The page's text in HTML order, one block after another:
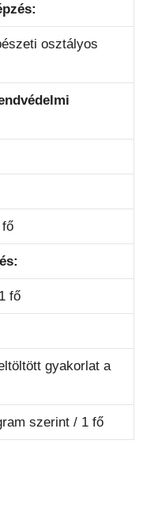
osztályos
fő
gyakorlat a
szerint / 1 fő